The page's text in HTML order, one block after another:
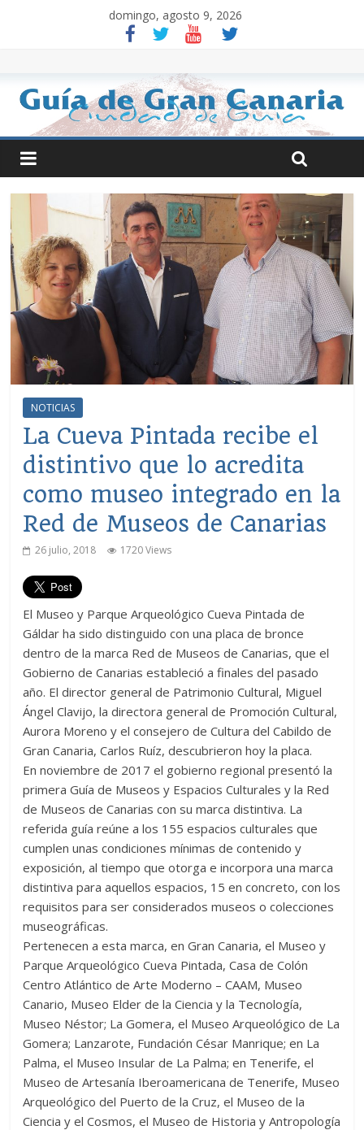
domingo, agosto 9, 2026
NOTICIAS
La Cueva Pintada recibe el
distintivo que lo acredita
como museo integrado en la
Red de Museos de Canarias
26 julio, 2018 1720 Views
El Museo y Parque Arqueológico Cueva Pintada de
Gáldar ha sido distinguido con una placa de bronce
dentro de la marca Red de Museos de Canarias, que el
Gobierno de Canarias estableció a finales del pasado
año. El director general de Patrimonio Cultural, Miguel
Ángel Clavijo, la directora general de Promoción Cultural,
Aurora Moreno y el consejero de Cultura del Cabildo de
Gran Canaria, Carlos Ruíz, descubrieron hoy la placa.
En noviembre de 2017 el gobierno regional presentó la
primera Guía de Museos y Espacios Culturales y la Red
de Museos de Canarias con su marca distintiva. La
referida guía reúne a los 155 espacios culturales que
cumplen unas condiciones mínimas de contenido y
exposición, al tiempo que otorga e incorpora una marca
distintiva para aquellos espacios, 15 en concreto, con los
requisitos para ser considerados museos o colecciones
museográficas.
Pertenecen a esta marca, en Gran Canaria, el Museo y
Parque Arqueológico Cueva Pintada, Casa de Colón
Centro Atlántico de Arte Moderno – CAAM, Museo
Canario, Museo Elder de la Ciencia y la Tecnología,
Museo Néstor; La Gomera, el Museo Arqueológico de La
Gomera; Lanzarote, Fundación César Manrique; en La
Palma, el Museo Insular de La Palma; en Tenerife, el
Museo de Artesanía Iberoamericana de Tenerife, Museo
Arqueológico del Puerto de la Cruz, el Museo de la
Ciencia y el Cosmos, el Museo de Historia y Antropología